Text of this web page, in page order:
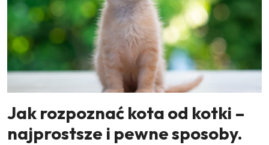
Jak rozpoznać kota od kotki –
najprostsze i pewne sposoby.